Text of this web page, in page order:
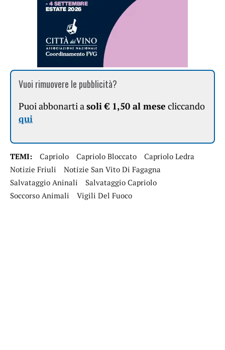
Vuoi rimuovere le pubblicità?
Puoi abbonarti asoli € 1,50 al mese cliccando
qui
TEMI: Capriolo Capriolo Bloccato
Capriolo Ledra
Notizie Friuli
Notizie San Vito Di Fagagna
Salvataggio Aninali
Salvataggio Capriolo
Soccorso Animali
Vigili Del Fuoco